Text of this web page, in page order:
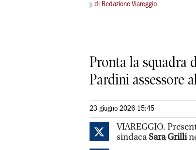
di Redazione Viareggio
Pronta la squadra
Pardini assessore
23 giugno 2026 15:45
VIAREGGIO.
sindacaSara Grilli